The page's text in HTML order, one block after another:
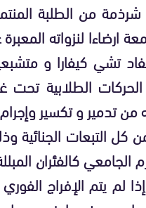
من الطلبة
ارضاءا لنزواته
تشي كيفارا و
الحركات الطلابية
من تدمير و تكسير
التبعات الجنائية
الجامعي كالفئران
لم يتم الإفراج